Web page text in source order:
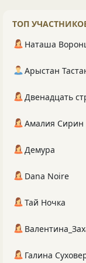
ТОП
Наташа
Арыстан
Двенадцать
Амалия Сирин
Демура
Dana Noire
Тай Ночка
Галина